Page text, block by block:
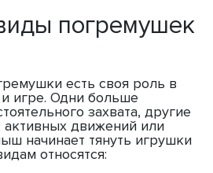
погремушек
есть своя роль в
игре. Одни больше
захвата, другие
движений или
начинает тянуть игрушки
относятся: